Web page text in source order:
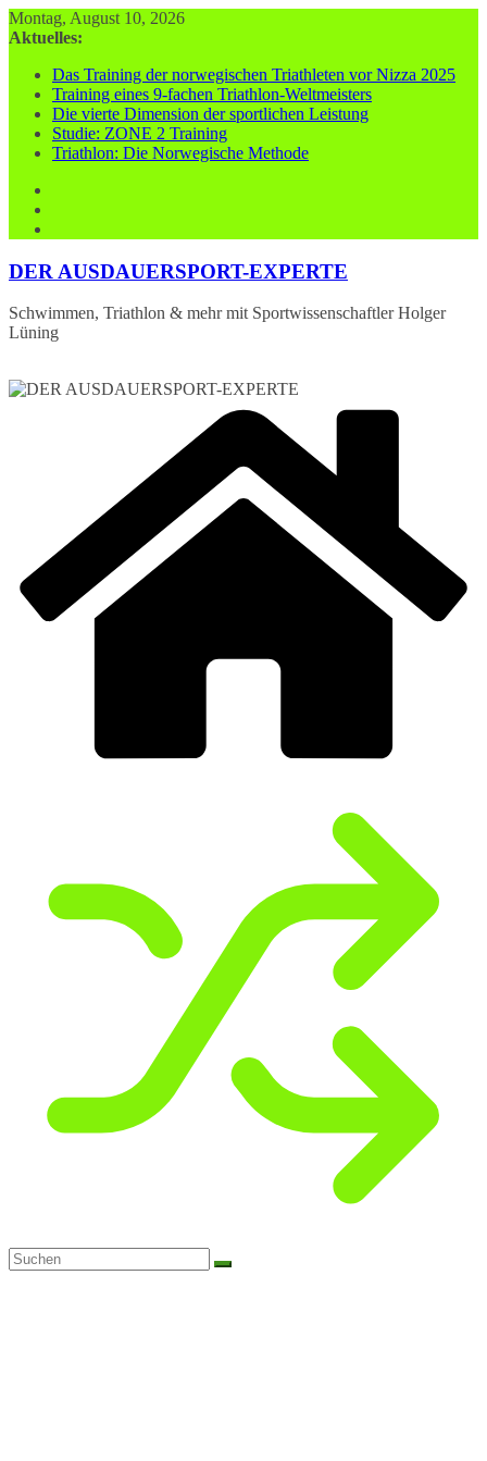
Zum
Inhalt
Montag, August 10, 2026
Aktuelles:
Das Training der norwegischen Triathleten vor Nizza 2025
Training eines 9-fachen Triathlon-Weltmeisters
Die vierte Dimension der sportlichen Leistung
Studie: ZONE 2 Training
Triathlon: Die Norwegische Methode
DER AUSDAUERSPORT-EXPERTE
Schwimmen, Triathlon & mehr mit Sportwissenschaftler Holger
Lüning